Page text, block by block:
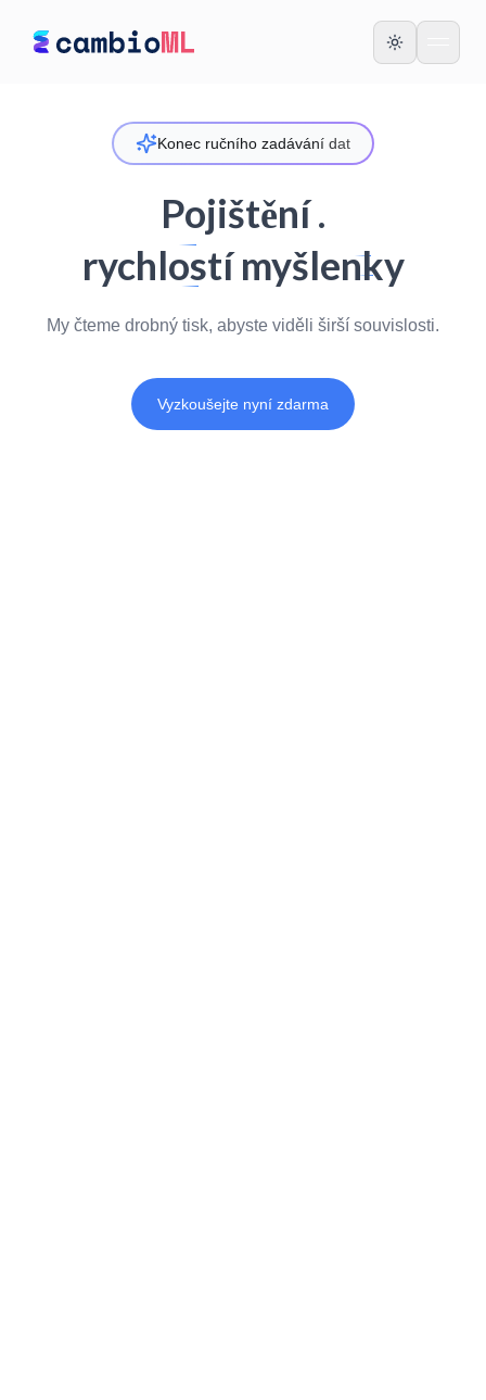
Konec ručního zadávání dat
Pojištění .
rychlostí myšlenky
My čteme drobný tisk, abyste viděli širší souvislosti.
Vyzkoušejte nyní zdarma